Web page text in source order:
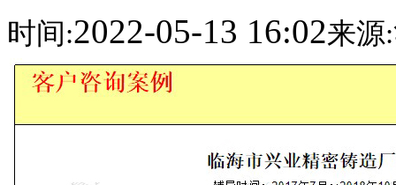
时间:2022-05-13 16:02来源: